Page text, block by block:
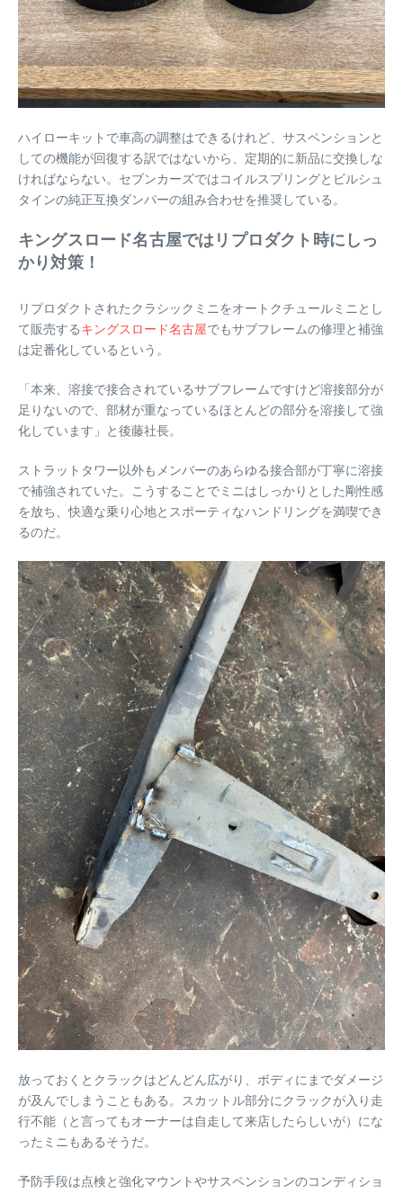
ハイローキットで車高の調整はできるけれど、サスペンションと
しての機能が回復する訳ではないから、定期的に新品に交換しな
ければならない。セブンカーズではコイルスプリングとビルシュ
タインの純正互換ダンパーの組み合わせを推奨している。
キングスロード名古屋ではリプロダクト時にしっ
かり対策！
リプロダクトされたクラシックミニをオートクチュールミニとし
て販売するキングスロード名古屋でもサブフレームの修理と補強
は定番化しているという。
「本来、溶接で接合されているサブフレームですけど溶接部分が
足りないので、部材が重なっているほとんどの部分を溶接して強
化しています」と後藤社長。
ストラットタワー以外もメンバーのあらゆる接合部が丁寧に溶接
で補強されていた。こうすることでミニはしっかりとした剛性感
を放ち、快適な乗り心地とスポーティなハンドリングを満喫でき
るのだ。
放っておくとクラックはどんどん広がり、ボディにまでダメージ
が及んでしまうこともある。スカットル部分にクラックが入り走
行不能（と言ってもオーナーは自走して来店したらしいが）にな
ったミニもあるそうだ。
予防手段は点検と強化マウントやサスペンションのコンディショ